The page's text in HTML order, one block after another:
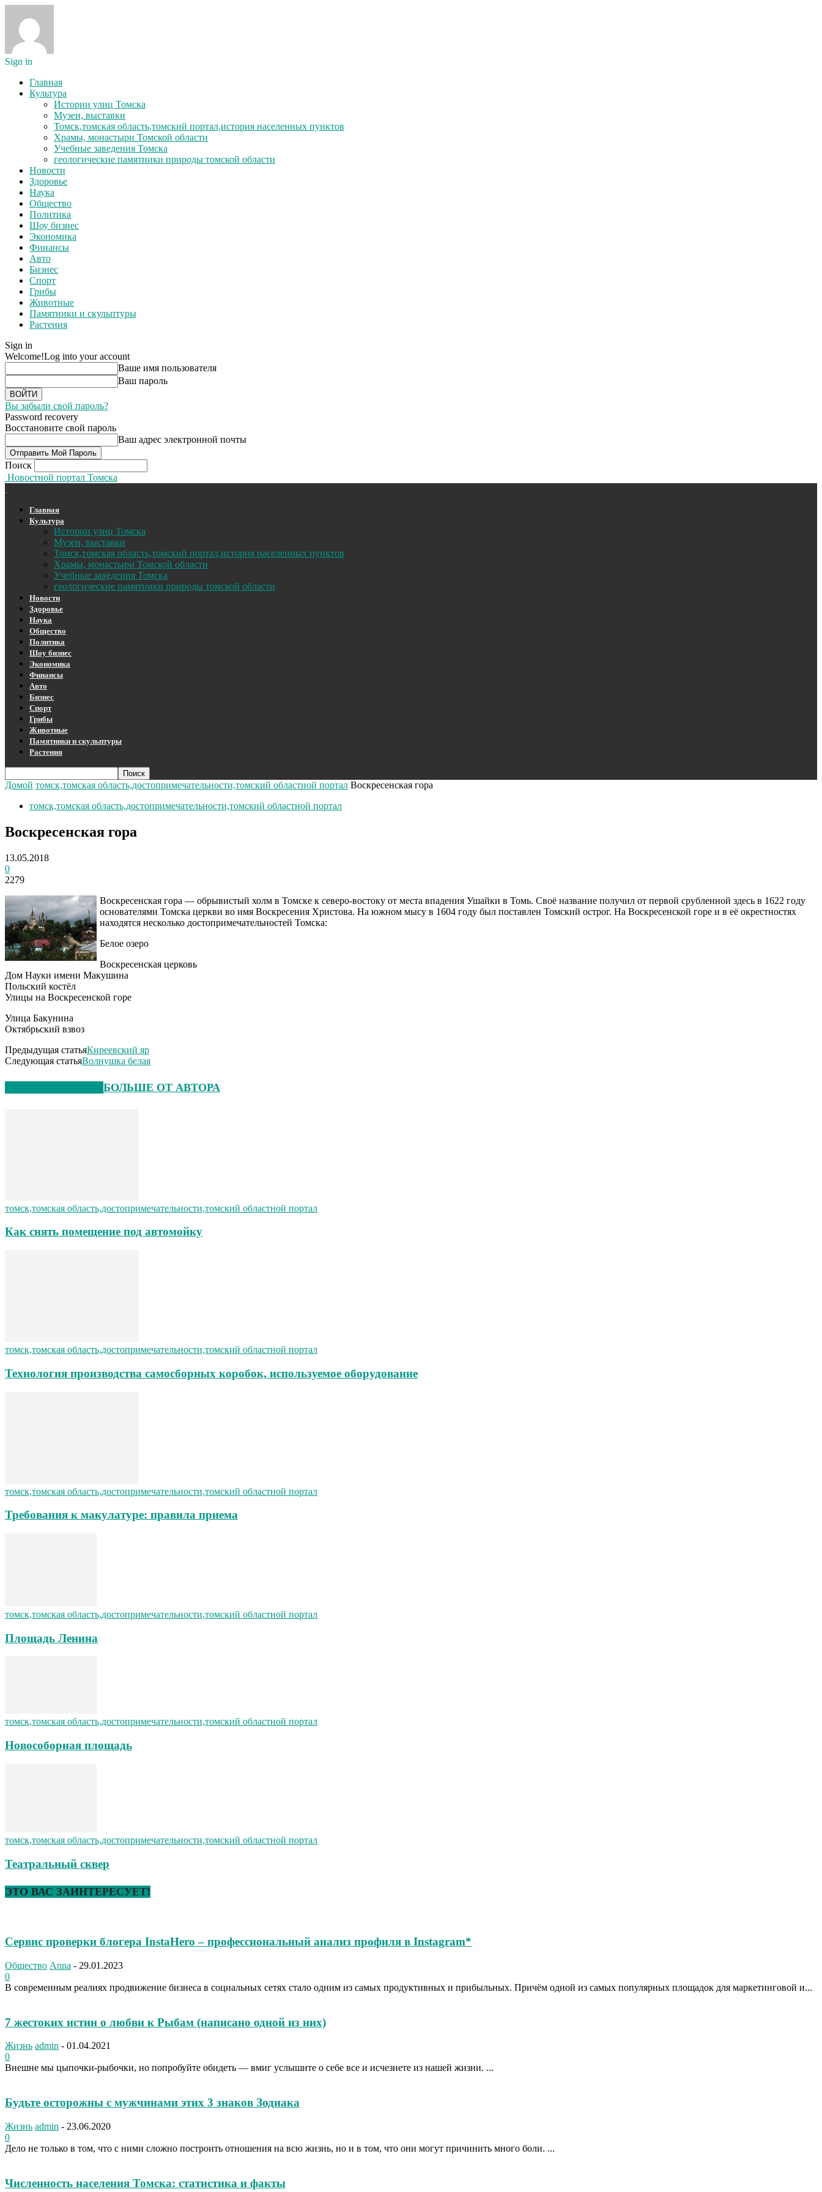
Sign in
Главная
Культура
Истории улиц Томска
Музеи, выставки
Томск,томская область,томский портал,история населенных пунктов
Храмы, монастыри Томской области
Учебные заведения Томска
геологические памятники природы томской области
Новости
Здоровье
Наука
Общество
Политика
Шоу бизнес
Экономика
Финансы
Авто
Бизнес
Спорт
Грибы
Животные
Памятники и скульптуры
Растения
Sign in
Welcome!Log into your account
Ваше имя пользователя
Ваш пароль
Вы забыли свой пароль?
Password recovery
Восстановите свой пароль
Ваш адрес электронной почты
Поиск
Новостной портал Томска
Главная
Культура
Истории улиц Томска
Музеи, выставки
Томск,томская область,томский портал,история населенных пунктов
Храмы, монастыри Томской области
Учебные заведения Томска
геологические памятники природы томской области
Новости
Здоровье
Наука
Общество
Политика
Шоу бизнес
Экономика
Финансы
Авто
Бизнес
Спорт
Грибы
Животные
Памятники и скульптуры
Растения
Домой томск,томская область,достопримечательности,томский областной портал Воскресенская гора
томск,томская область,достопримечательности,томский областной портал
Воскресенская гора
13.05.2018
0
2279
Воскресенская гора — обрывистый холм в Томске к северо-востоку от места впадения Ушайки в Томь. Своё название получил от первой срубленной здесь в 1622 году
основателями Томска церкви во имя Воскресения Христова. На южном мысу в 1604 году был поставлен Томский острог. На Воскресенской горе и в её окрестностях
находятся несколько достопримечательностей Томска:
Белое озеро
Воскресенская церковь
Дом Науки имени Макушина
Польский костёл
Улицы на Воскресенской горе
Улица Бакунина
Октябрьский взвоз
Предыдущая статьяКиреевский яр
Следующая статьяВолнушка белая
БОЛЬШЕ ОТ АВТОРА
томск,томская область,достопримечательности,томский областной портал
Как снять помещение под автомойку
томск,томская область,достопримечательности,томский областной портал
Технология производства самосборных коробок, используемое оборудование
томск,томская область,достопримечательности,томский областной портал
Требования к макулатуре: правила приема
томск,томская область,достопримечательности,томский областной портал
Площадь Ленина
томск,томская область,достопримечательности,томский областной портал
Новособорная площадь
томск,томская область,достопримечательности,томский областной портал
Театральный сквер
ЭТО ВАС ЗАИНТЕРЕСУЕТ!
Сервис проверки блогера InstaHero – профессиональный анализ профиля в Instagram*
Общество Anna - 29.01.2023
0
В современным реалиях продвижение бизнеса в социальных сетях стало одним из самых продуктивных и прибыльных. Причём одной из самых популярных площадок для маркетинговой и...
7 жестоких истин о любви к Рыбам (написано одной из них)
Жизнь admin - 01.04.2021
0
Внешне мы цыпочки-рыбочки, но попробуйте обидеть — вмиг услышите о себе все и исчезнете из нашей жизни. ...
Будьте осторожны с мужчинами этих 3 знаков Зодиака
Жизнь admin - 23.06.2020
0
Дело не только в том, что с ними сложно построить отношения на всю жизнь, но и в том, что они могут причинить много боли. ...
Численность населения Томска: статистика и факты